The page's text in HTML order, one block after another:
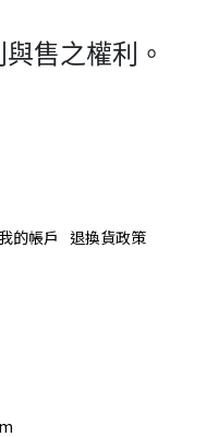
售之權利。
的帳戶
退換貨政策